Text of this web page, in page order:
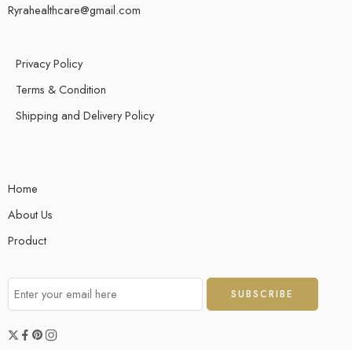
Ryrahealthcare@gmail.com
Privacy Policy
Terms & Condition
Shipping and Delivery Policy
Home
About Us
Product